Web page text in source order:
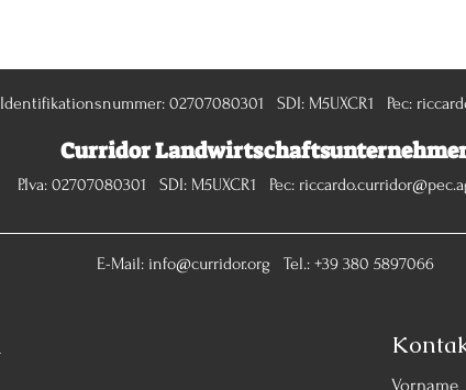
02707080301 SDI: M5UXCR1 Pec:
Curridor
P.Iva: 02707080301 SDI: M5UXCR1 Pec:
E-Mail: info@curridor.orgTel.: +39 380 5897066
Vorname